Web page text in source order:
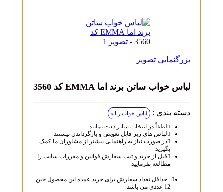
بزرگنمایی تصویر
لباس خواب ساتن برند اما EMMA کد 3560
دسته بندی : لباس خواب زنانه
لطفاً در انتخاب سایز دقت نمایید
لباس‌ های زیر قابل تعویض و بازگرداندن نیستند
در صورت نیاز به راهنمایی بیشتر از مشاوران ما کمک
قبل از خرید و ثبت سفارش قوانین و مقررات سایت را
مطالعه بفرمایید
حداقل تعداد سفارش برای خرید عمده این محصول جین